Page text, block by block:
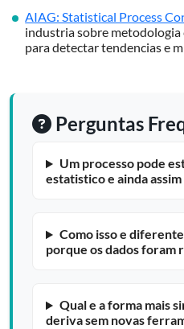
AIAG: Statistical Process
industria sobre metodologia
para detectar tendencias e
Perguntas
Um processo pode
estatistico e ainda
Como isso e
porque os dados foram
Qual e a forma mais
deriva sem novas